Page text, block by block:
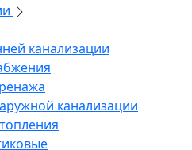
канализации
канализации